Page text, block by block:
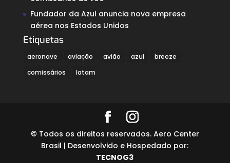
Fundador da Azul anuncia nova empresa
aérea nos Estados Unidos
Etiquetas
aeronave aviação avião azul
breeze
comissários
latam
© Todos os direitos reservados. Aero Center
Brasil | Desenvolvido e Hospedado por:
TECNOG3